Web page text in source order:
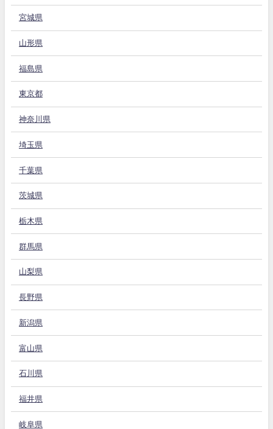
宮城県
山形県
福島県
東京都
神奈川県
埼玉県
千葉県
茨城県
栃木県
群馬県
山梨県
長野県
新潟県
富山県
石川県
福井県
岐阜県